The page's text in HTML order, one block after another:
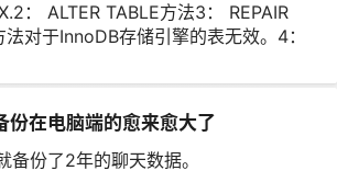
： ALTER TABLE方法3： REPAIR
对于InnoDB存储引擎的表无效。4：
份在电脑端的愈来愈大了
备份了2年的聊天数据。